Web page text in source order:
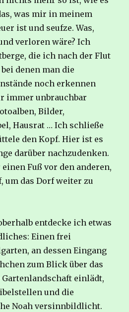
was mir in meinem
ist und seufze. Was,
verloren wäre? Ich
die ich nach der Flut
bei denen man die
noch erkennen
immer unbrauchbar
Bilder,
Hausrat … Ich schließe
den Kopf. Hier ist es
darüber nachzudenken.
Fuß vor den anderen,
um das Dorf weiter zu
entdecke ich etwas
Einen frei
an dessen Eingang
zum Blick über das
einlädt,
und die
Noah versinnbildlicht.